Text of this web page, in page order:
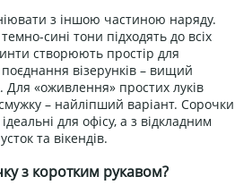
з іншою частиною наряду.
сині тони підходять до всіх
створюють простір для
візерунків – вищий
Для «оживлення» простих луків
– найліпший варіант. Сорочки
для офісу, а з відкладним
та вікендів.
з коротким рукавом?